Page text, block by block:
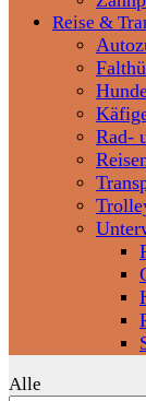
Reise &
Rad-
Alle